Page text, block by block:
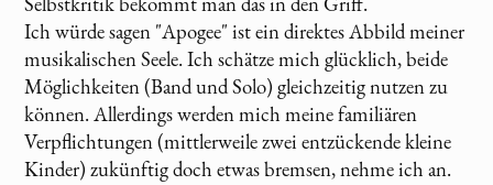
Ich würde sagen "Apogee" ist ein direktes Abbild meiner
musikalischen Seele. Ich schätze mich glücklich, beide
Möglichkeiten (Band und Solo) gleichzeitig nutzen zu
können. Allerdings werden mich meine familiären
Verpflichtungen (mittlerweile zwei entzückende kleine
Kinder) zukünftig doch etwas bremsen, nehme ich an.